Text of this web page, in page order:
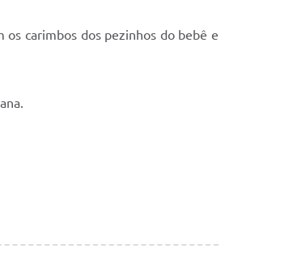
carimbos dos pezinhos do bebê e